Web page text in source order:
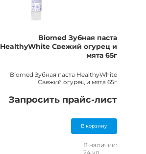
Biomed Зубная паста
HealthyWhite Свежий огурец и
мята 65г
Biomed Зубная паста HealthyWhite
Свежий огурец и мята 65г
Запросить прайс-лист
В корзину
В наличии:
24 уп.